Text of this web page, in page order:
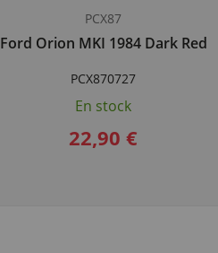
PCX87
Ford Orion MKI 1984 Dark Red
PCX870727
En stock
22,90 €